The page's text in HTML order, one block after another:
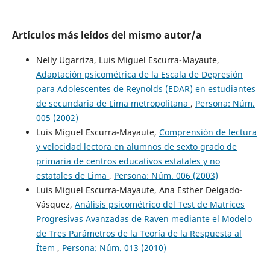
Artículos más leídos del mismo autor/a
Nelly Ugarriza, Luis Miguel Escurra-Mayaute,
Adaptación psicométrica de la Escala de Depresión
para Adolescentes de Reynolds (EDAR) en estudiantes
de secundaria de Lima metropolitana , Persona: Núm.
005 (2002)
Luis Miguel Escurra-Mayaute, Comprensión de lectura
y velocidad lectora en alumnos de sexto grado de
primaria de centros educativos estatales y no
estatales de Lima , Persona: Núm. 006 (2003)
Luis Miguel Escurra-Mayaute, Ana Esther Delgado-
Vásquez, Análisis psicométrico del Test de Matrices
Progresivas Avanzadas de Raven mediante el Modelo
de Tres Parámetros de la Teoría de la Respuesta al
Ítem , Persona: Núm. 013 (2010)